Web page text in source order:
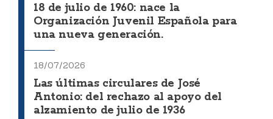
18 de julio de 1960: nace la
Organización Juvenil Española para
una nueva generación.
18/07/2026
Las últimas circulares de José
Antonio: del rechazo al apoyo del
alzamiento de julio de 1936